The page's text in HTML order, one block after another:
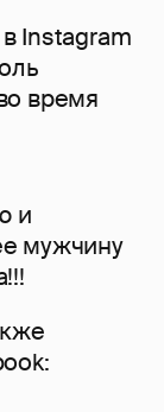
Instagram
время
и
мужчину